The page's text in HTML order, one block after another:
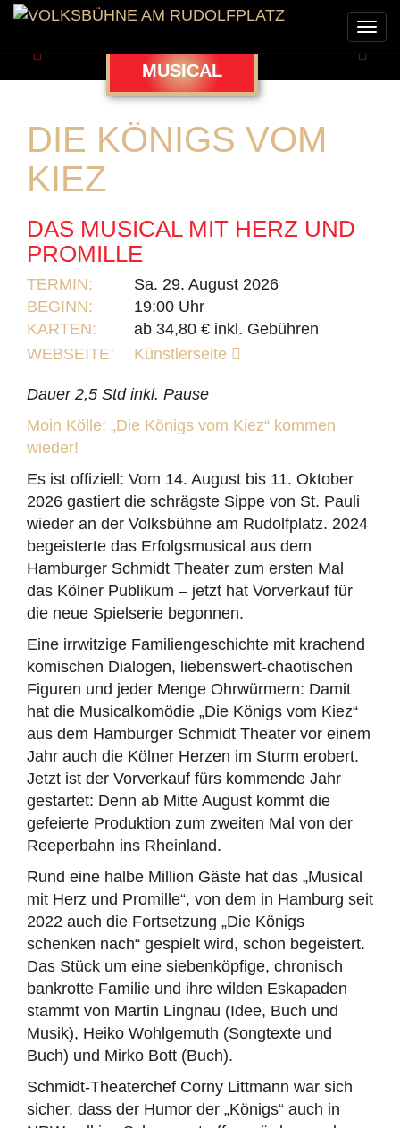
Zurück MUSICAL
DIE KÖNIGS VOM
KIEZ
DAS MUSICAL MIT HERZ UND
PROMILLE
TERMIN:
Sa. 29. August 2026
BEGINN:
19:00 Uhr
KARTEN:
ab 34,80 € inkl. Gebühren
WEBSEITE:
Künstlerseite
Dauer 2,5 Std inkl. Pause
Moin Kölle: „Die Königs vom Kiez“ kommen
wieder!
Es ist offiziell: Vom 14. August bis 11. Oktober
2026 gastiert die schrägste Sippe von St. Pauli
wieder an der Volksbühne am Rudolfplatz. 2024
begeisterte das Erfolgsmusical aus dem
Hamburger Schmidt Theater zum ersten Mal
das Kölner Publikum – jetzt hat Vorverkauf für
die neue Spielserie begonnen.
Eine irrwitzige Familiengeschichte mit krachend
komischen Dialogen, liebenswert-chaotischen
Figuren und jeder Menge Ohrwürmern: Damit
hat die Musicalkomödie „Die Königs vom Kiez“
aus dem Hamburger Schmidt Theater vor einem
Jahr auch die Kölner Herzen im Sturm erobert.
Jetzt ist der Vorverkauf fürs kommende Jahr
gestartet: Denn ab Mitte August kommt die
gefeierte Produktion zum zweiten Mal von der
Reeperbahn ins Rheinland.
Rund eine halbe Million Gäste hat das „Musical
mit Herz und Promille“, von dem in Hamburg seit
2022 auch die Fortsetzung „Die Königs
schenken nach“ gespielt wird, schon begeistert.
Das Stück um eine siebenköpfige, chronisch
bankrotte Familie und ihre wilden Eskapaden
stammt von Martin Lingnau (Idee, Buch und
Musik), Heiko Wohlgemuth (Songtexte und
Buch) und Mirko Bott (Buch).
Schmidt-Theaterchef Corny Littmann war sich
sicher, dass der Humor der „Königs“ auch in